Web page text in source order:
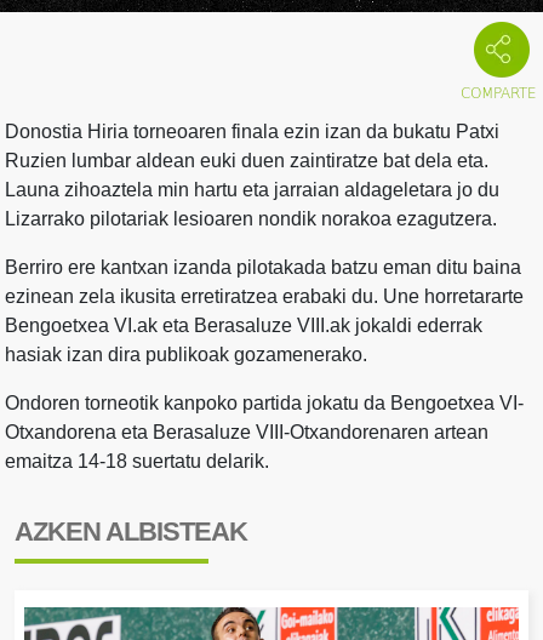
Donostia Hiria torneoaren finala ezin izan da bukatu Patxi
Ruzien lumbar aldean euki duen zaintiratze bat dela eta.
Launa zihoaztela min hartu eta jarraian aldageletara jo du
Lizarrako pilotariak lesioaren nondik norakoa ezagutzera.
Berriro ere kantxan izanda pilotakada batzu eman ditu baina
ezinean zela ikusita erretiratzea erabaki du. Une horretararte
Bengoetxea VI.ak eta Berasaluze VIII.ak jokaldi ederrak
hasiak izan dira publikoak gozamenerako.
Ondoren torneotik kanpoko partida jokatu da Bengoetxea VI-
Otxandorena eta Berasaluze VIII-Otxandorenaren artean
emaitza 14-18 suertatu delarik.
AZKEN ALBISTEAK